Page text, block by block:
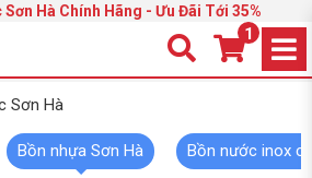
Hà Chính Hãng - Ưu Đãi Tới 35%
1
Sơn Hà
Bồn nhựa Sơn Hà Bồn nước inox